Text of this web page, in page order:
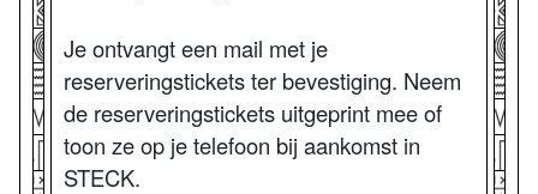
Je ontvangt een mail met je
reserveringstickets ter bevestiging. Neem
de reserveringstickets uitgeprint mee of
toon ze op je telefoon bij aankomst in
STECK.